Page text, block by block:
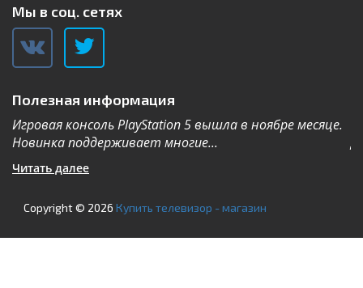
Мы в соц. сетях
Полезная информация
Игровая консоль PlayStation 5 вышла в ноябре месяце.
Новинка поддерживает многие...
Читать далее
Copyright © 2026 Купить телевизор - магазин